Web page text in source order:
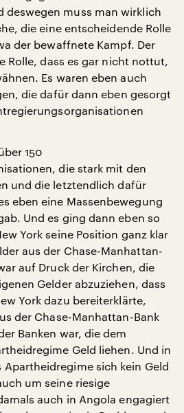
deswegen muss man wirklich
die eine entscheidende Rolle
der bewaffnete Kampf. Der
Rolle, dass es gar nicht nottut,
Es waren eben auch
die dafür dann eben gesorgt
150
die stark mit den
und die letztendlich dafür
eben eine Massenbewegung
Und es ging dann eben so
York seine Position ganz klar
aus der Chase-Manhattan-
auf Druck der Kirchen, die
Gelder abzuziehen, dass
York dazu bereiterklärte,
der Chase-Manhattan-Bank
Banken war, die dem
Geld liehen. Und in
sich kein Geld
um seine riesige
auch in Angola engagiert